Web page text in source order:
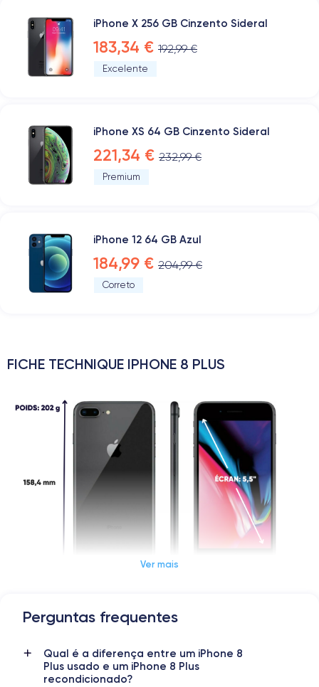
iPhone X 256 GB Cinzento Sideral
183,34 € 192,99 €
Excelente
iPhone XS 64 GB Cinzento Sideral
221,34 € 232,99 €
Premium
iPhone 12 64 GB Azul
184,99 € 204,99 €
Correto
FICHE TECHNIQUE IPHONE 8 PLUS
Dimensions et poids iPhone 8 Plus
Date de sortie
12/09/2017
Système exploit.
iOS (iOS 16)
Ver mais
Perguntas frequentes
Qual é a diferença entre um iPhone 8
Plus usado e um iPhone 8 Plus
recondicionado?